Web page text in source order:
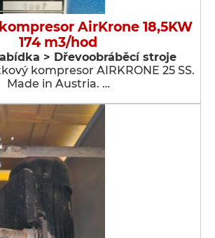
AirKrone 18,5KW
174 m3/hod
> Dřevoobráběcí stroje
kompresor AIRKRONE 25 SS.
Made in Austria. …